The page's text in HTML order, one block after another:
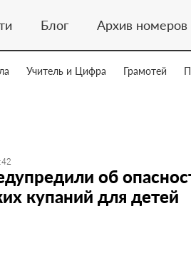
Блог Архив номеров
Учитель и Цифра Грамотей
об
купаний для детей